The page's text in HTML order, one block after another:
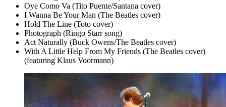
Oye Como Va (Tito Puente/Santana cover)
I Wanna Be Your Man (The Beatles cover)
Hold The Line (Toto cover)
Photograph (Ringo Starr song)
Act Naturally (Buck Owens/The Beatles cover)
With A Little Help From My Friends (The Beatles cover)
(featuring Klaus Voormann)